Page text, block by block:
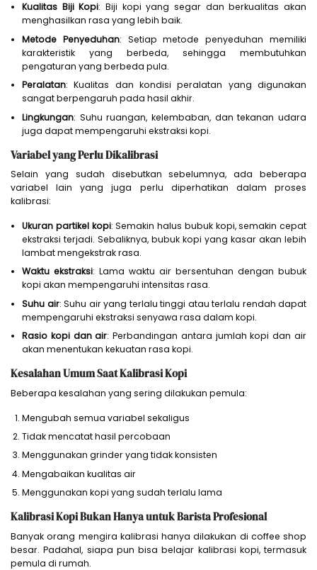
Kualitas Biji Kopi: Biji kopi yang segar dan berkualitas akan
menghasilkan rasa yang lebih baik.
Metode Penyeduhan: Setiap metode penyeduhan memiliki
karakteristik yang berbeda, sehingga membutuhkan
pengaturan yang berbeda pula.
Peralatan: Kualitas dan kondisi peralatan yang digunakan
sangat berpengaruh pada hasil akhir.
Lingkungan: Suhu ruangan, kelembaban, dan tekanan udara
juga dapat mempengaruhi ekstraksi kopi.
Variabel yang Perlu Dikalibrasi
Selain yang sudah disebutkan sebelumnya, ada beberapa
variabel lain yang juga perlu diperhatikan dalam proses
kalibrasi:
Ukuran partikel kopi: Semakin halus bubuk kopi, semakin cepat
ekstraksi terjadi. Sebaliknya, bubuk kopi yang kasar akan lebih
lambat mengekstrak rasa.
Waktu ekstraksi: Lama waktu air bersentuhan dengan bubuk
kopi akan mempengaruhi intensitas rasa.
Suhu air: Suhu air yang terlalu tinggi atau terlalu rendah dapat
mempengaruhi ekstraksi senyawa rasa dalam kopi.
Rasio kopi dan air: Perbandingan antara jumlah kopi dan air
akan menentukan kekuatan rasa kopi.
Kesalahan Umum Saat Kalibrasi Kopi
Beberapa kesalahan yang sering dilakukan pemula:
Mengubah semua variabel sekaligus
Tidak mencatat hasil percobaan
Menggunakan grinder yang tidak konsisten
Mengabaikan kualitas air
Menggunakan kopi yang sudah terlalu lama
Kalibrasi Kopi Bukan Hanya untuk Barista Profesional
Banyak orang mengira kalibrasi hanya dilakukan di coffee shop
besar. Padahal, siapa pun bisa belajar kalibrasi kopi, termasuk
pemula di rumah.